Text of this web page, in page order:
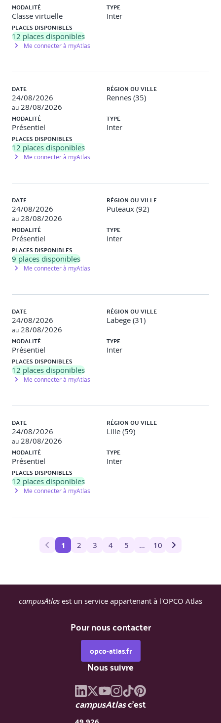
7. PASSAGE DE L’EXAMEN DE CERTIFICATION (APRÈS LA
FORMATION)
Examen délivré en salle et/ou à distance en français :
COMPLÉMENTS DIGITAUX
Des activités digitales complémentaires sont mises à
disposition des apprenants sur le Learning Hub ib. Elles
viennent renforcer l’efficacité du dispositif
d’apprentissage et garantissent un bénéfice plus durable
de l’action pédagogique.
Après la session
Deux modules e-learning : Les fondamentaux du
management de projet" et "Le cadrage du projet"
Un vidéocast : "Par quoi commencer ma gestion de
projet ?"
Une préparation intensive au passage de la
certification CAPM®.
De nombreuses phases d'entraînement : à l'issue de
chaque chapitre, un questionnaire (quiz) est proposé aux
participants ; il a pour but de revoir et fixer en mémoire
questions leur sont ainsi proposées.
Des conseils pour réussir : proposée en fin de
formation, une séance "questions d'examen" permet aux
de l'examen.
d'organiser sa préparation personnelle à l'examen sont
aussi traités par le consultant.
Un référencement PMI ® : gagnez 24 PDU.
MODALITÉ
Classe virtuelle
TYPE
Inter
PLACES DISPONIBLES
12 places disponibles
Me connecter à myAtlas
DATE
24/08/2026
au 28/08/2026
RÉGION OU VILLE
Rennes (35)
MODALITÉ
Présentiel
TYPE
Inter
PLACES DISPONIBLES
12 places disponibles
Me connecter à myAtlas
DATE
24/08/2026
au 28/08/2026
RÉGION OU VILLE
Puteaux (92)
MODALITÉ
Présentiel
TYPE
Inter
PLACES DISPONIBLES
9 places disponibles
Me connecter à myAtlas
DATE
24/08/2026
au 28/08/2026
RÉGION OU VILLE
Labege (31)
MODALITÉ
Présentiel
TYPE
Inter
PLACES DISPONIBLES
12 places disponibles
Me connecter à myAtlas
DATE
24/08/2026
au 28/08/2026
RÉGION OU VILLE
Lille (59)
MODALITÉ
Présentiel
TYPE
Inter
PLACES DISPONIBLES
12 places disponibles
Me connecter à myAtlas
1 2 3 4 5 … 10
campusAtlas est un service appartenant à l'OPCO Atlas
Pour nous contacter
opco-atlas.fr
Nous suivre
campusAtlasc'est